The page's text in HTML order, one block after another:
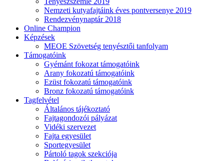
Nemzeti kutyafajtáink éves pontversenye 2019
Rendezvénynaptár 2018
Online Champion
Képzések
MEOE Szövetség tenyésztői tanfolyam
Támogatóink
Gyémánt fokozat támogatóink
Arany fokozatú támogatóink
Ezüst fokozatú támogatóink
Bronz fokozatú támogatóink
Tagfelvétel
Általános tájékoztató
Fajtagondozói pályázat
Vidéki szervezet
Fajta egyesület
Sportegyesület
Pártoló tagok szekciója